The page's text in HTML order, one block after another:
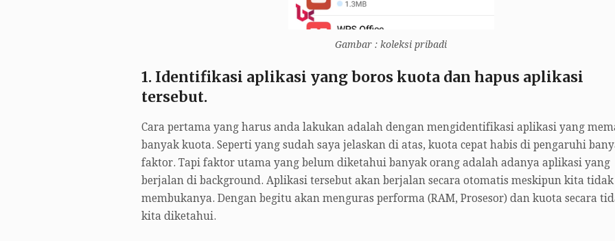
Gambar : koleksi pribadi
1. Identifikasi aplikasi yang boros kuota dan hapus aplikasi
tersebut.
Cara pertama yang harus anda lakukan adalah dengan mengidentifikasi aplikasi yang
banyak kuota. Seperti yang sudah saya jelaskan di atas, kuota cepat habis di pengaruhi
faktor. Tapi faktor utama yang belum diketahui banyak orang adalah adanya aplikasi yang
berjalan di background. Aplikasi tersebut akan berjalan secara otomatis meskipun kita tidak
membukanya. Dengan begitu akan menguras performa (RAM, Prosesor) dan kuota secara
kita diketahui.